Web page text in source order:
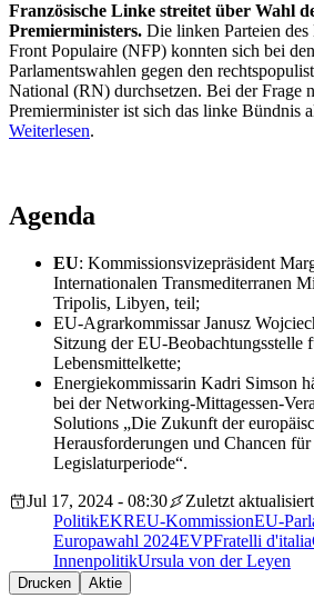
Französische Linke streitet über Wahl
Premierministers. Die linken Parteien
Front Populaire (NFP) konnten sich bei
Parlamentswahlen gegen den
National (RN) durchsetzen. Bei der Frage
Premierminister ist sich das linke Bündnis
Weiterlesen.
Agenda
EU: Kommissionsvizepräsident
Internationalen Transmediterranen
Tripolis, Libyen, teil;
EU-Agrarkommissar Janusz
Sitzung der EU-Beobachtungsstelle
Lebensmittelkette;
Energiekommissarin Kadri Simson
bei der Networking-Mittagessen-
Solutions „Die Zukunft der
Herausforderungen und Chancen für
Legislaturperiode“.
Jul 17, 2024 - 08:30
Zuletzt
PolitikEKREU-KommissionEU-
Europawahl 2024EVPFratelli d'italia
InnenpolitikUrsula von der Leyen
Drucken Aktie